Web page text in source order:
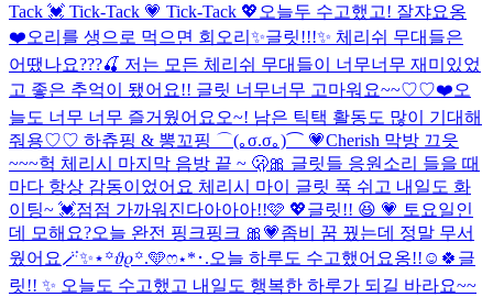
Tack 💓 Tick-Tack 💗 Tick-Tack 💖 오늘두 수고했고! 잘쟈요옹
❤️오리를 생으로 먹으면 회오리 ✨글릿!!!✨ 체리쉬 무대들은
어땠나요???🍒 저는 모든 체리쉬 무대들이 너무너무 재미있었
고 좋은 추억이 됐어요!! 글릿 너무너무 고마워요~~♡♡❤️오
늘도 너무 너무 즐거웠어요오~! 남은 틱택 활동도 많이 기대해
줘용♡♡ 하츄핑 & 뽕꼬핑 ⌒(｡σ.σ｡)⌒ 💗Cherish 막방 끄읏
~~~헉 체리시 마지막 음방 끝 ~ 🫢🎀 글릿들 응원소리 들을 때
마다 항상 감동이었어요 체리시 마이 글릿 푹 쉬고 내일도 화
이팅~ 💓점점 가까워진다아아아!!🩷 💖글릿!! 😆 💗 토요일인
데 모해요?오늘 완전 핑크핑크 🎀💗좀비 꿈 꿨는데 정말 무서
웠어요 🪄︎︎✨⋆꙳𝜗𝜚꙳.‬️🩵ෆ‪⋆*･.오늘 하루도 수고했어요옹!!☺️🍀 글
릿!! ✨ 오늘도 수고했고 내일도 행복한 하루가 되길 바라요~~